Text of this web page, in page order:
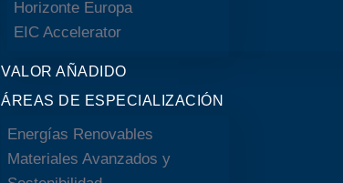
Horizonte Europa
EIC Accelerator
VALOR AÑADIDO
ÁREAS DE ESPECIALIZACIÓN
Energías Renovables
Materiales Avanzados y